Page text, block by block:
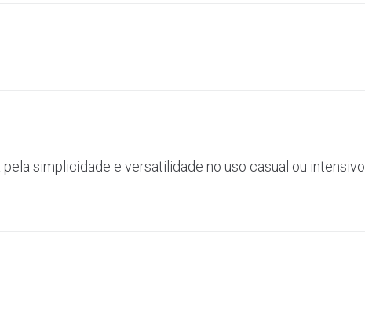
simplicidade e versatilidade no uso casual ou intensivo.